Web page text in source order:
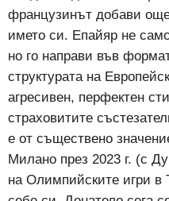
французинът добави
името си. Епайяр не
но го направи във
структурата на
агресивен, перфектен
страховитите
е от съществено
Милано през 2023 г. (с
на Олимпийските игри в